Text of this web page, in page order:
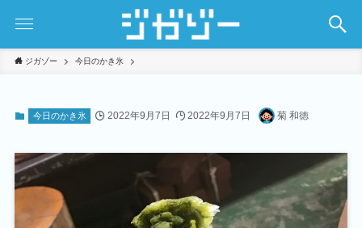
ジガゾー 今日のかき氷
今日のかき氷 2022年9月7日 2022年9月7日 菊 和徳